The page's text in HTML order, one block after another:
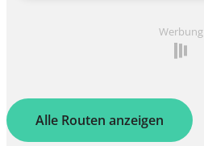
Werbung
Alle Routen anzeigen